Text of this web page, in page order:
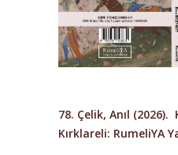
78. Çelik, Anıl (2026).
Kırklareli: RumeliYA